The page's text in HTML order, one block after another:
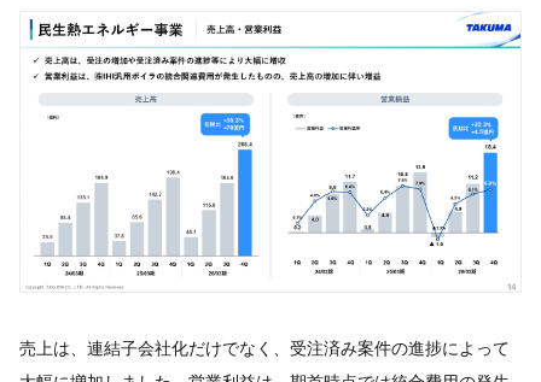
売上は、連結子会社化だけでなく、受注済み案件の進捗によって